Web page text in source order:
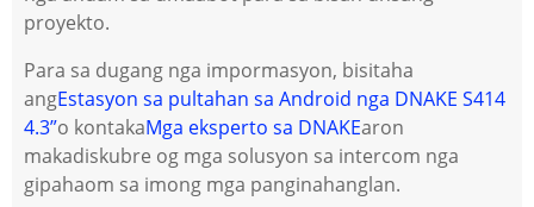
proyekto.
Para sa dugang nga impormasyon, bisitaha
angEstasyon sa pultahan sa Android nga DNAKE S414
4.3”o kontakaMga eksperto sa DNAKEaron
makadiskubre og mga solusyon sa intercom nga
gipahaom sa imong mga panginahanglan.